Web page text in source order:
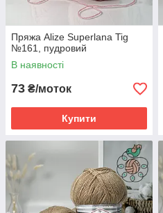
Пряжа Alize Superlana Tig
№161, пудровий
В наявності
73 ₴/моток
Купити